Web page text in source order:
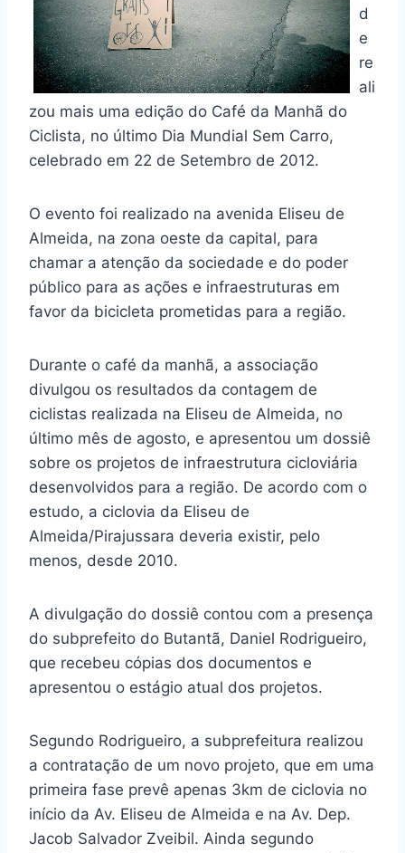
d
e
re
ali
zou mais uma edição do Café da Manhã do
Ciclista, no último Dia Mundial Sem Carro,
celebrado em 22 de Setembro de 2012.
O evento foi realizado na avenida Eliseu de
Almeida, na zona oeste da capital, para
chamar a atenção da sociedade e do poder
público para as ações e infraestruturas em
favor da bicicleta prometidas para a região.
Durante o café da manhã, a associação
divulgou os resultados da contagem de
ciclistas realizada na Eliseu de Almeida, no
último mês de agosto, e apresentou um dossiê
sobre os projetos de infraestrutura cicloviária
desenvolvidos para a região. De acordo com o
estudo, a ciclovia da Eliseu de
Almeida/Pirajussara deveria existir, pelo
menos, desde 2010.
A divulgação do dossiê contou com a presença
do subprefeito do Butantã, Daniel Rodrigueiro,
que recebeu cópias dos documentos e
apresentou o estágio atual dos projetos.
Segundo Rodrigueiro, a subprefeitura realizou
a contratação de um novo projeto, que em uma
primeira fase prevê apenas 3km de ciclovia no
início da Av. Eliseu de Almeida e na Av. Dep.
Jacob Salvador Zveibil. Ainda segundo